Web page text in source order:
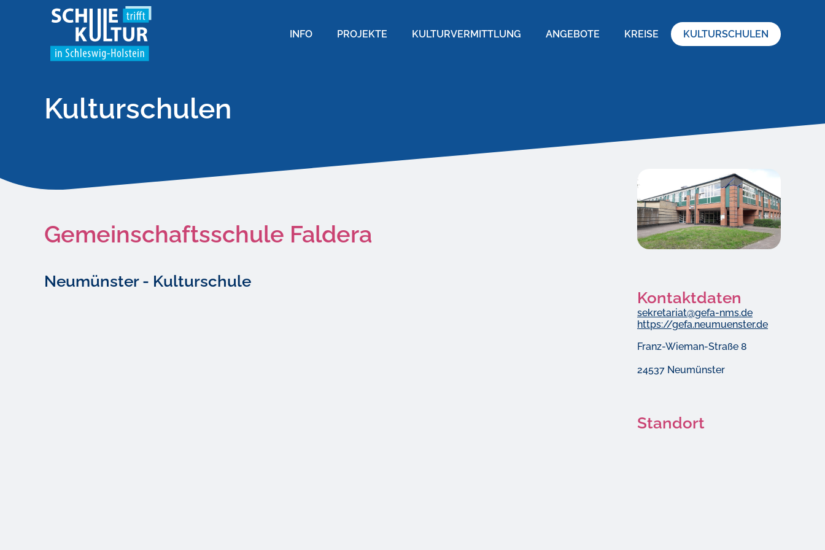
INFO PROJEKTE KULTURVERMITTLUNG ANGEBOTE KREISE KULTURSCHULEN
Kulturschulen
Gemeinschaftsschule Faldera
Neumünster - Kulturschule
Kontaktdaten
sekretariat@gefa-nms.de
https://gefa.neumuenster.de
Franz-Wieman-Straße 8
24537 Neumünster
Standort